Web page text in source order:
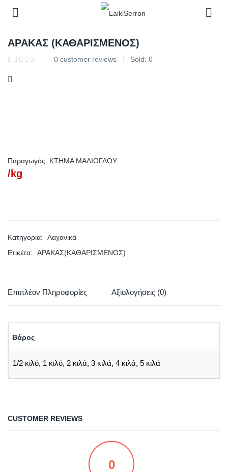
ΑΡΑΚΑΣ (ΚΑΘΑΡΙΣΜΕΝΟΣ)
0 customer reviews Sold: 0
Παραγωγός: KTHMA ΜΑΛΙΟΓΛΟΥ
/kg
Κατηγορία:
Λαχανικά
Ετικέτα:
ΑΡΑΚΑΣ(ΚΑΘΑΡΙΣΜΕΝΟΣ)
Επιπλέον Πληροφορίες Αξιολογήσεις (0)
Βάρος
1/2 κιλό, 1 κιλό, 2 κιλά, 3 κιλά, 4 κιλά, 5 κιλά
CUSTOMER REVIEWS
0